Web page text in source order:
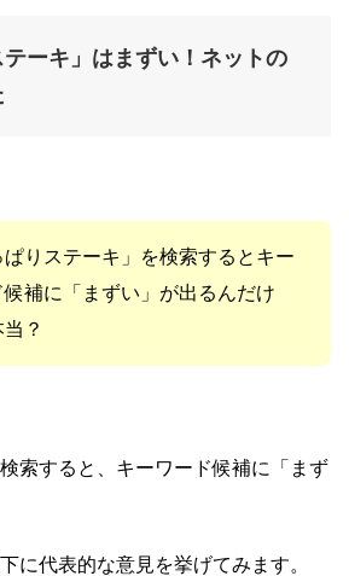
テーキ」はまずい！ネットの
ぱりステーキ」を検索するとキー
候補に「まずい」が出るんだけ
？
索すると、キーワード候補に「まず
に代表的な意見を挙げてみます。